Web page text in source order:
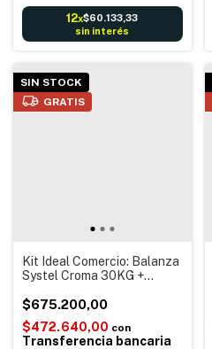
12x$60.133,33
sin interés
SIN STOCK
GRATIS
Kit Ideal Comercio: Balanza
Systel Croma 30KG +
Ancho De Ticket 58mm -
Incluye Cable De
Comunicación a la Balanza
$675.200,00
$472.640,00 con
Transferencia bancaria